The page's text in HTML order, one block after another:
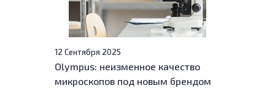
12 Сентября 2025
Olympus: неизменное качество
микроскопов под новым брендом